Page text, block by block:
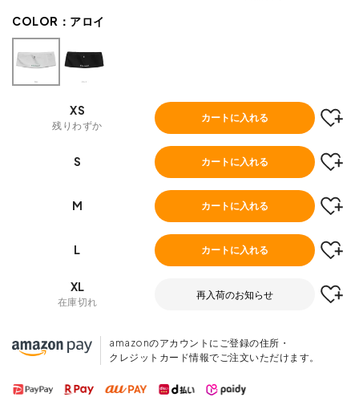
COLOR： アロイ
XS
残りわずか
カートに入れる
S カートに入れる
M カートに入れる
L カートに入れる
XL
在庫切れ
再入荷のお知らせ
amazonのアカウントにご登録の住所・
クレジットカード情報でご注文いただけます。